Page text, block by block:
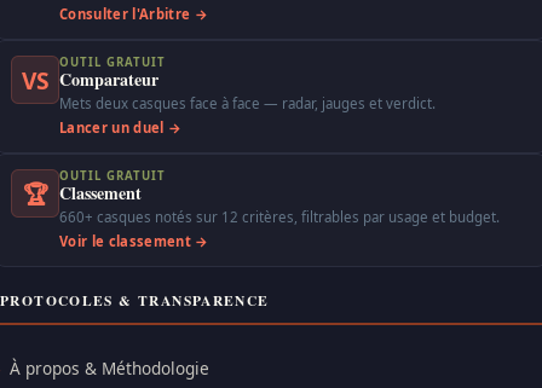
Consulter l'Arbitre →
VS
OUTIL GRATUIT
Comparateur
Mets deux casques face à face — radar, jauges et verdict.
Lancer un duel →
🏆
OUTIL GRATUIT
Classement
660+ casques notés sur 12 critères, filtrables par usage et budget.
Voir le classement →
PROTOCOLES & TRANSPARENCE
À propos & Méthodologie